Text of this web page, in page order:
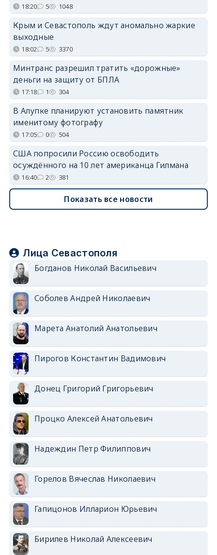
18:20 5 1048
Крым и Севастополь ждут аномально жаркие
выходные
18:02 5 3370
Минтранс разрешил тратить «дорожные»
деньги на защиту от БПЛА
17:18 1 304
В Алупке планируют установить памятник
именитому фотографу
17:05 0 504
США попросили Россию освободить
осуждённого на 10 лет американца Гилмана
16:40 2 381
Показать все новости
Лица Севастополя
Богданов Николай Васильевич
Соболев Андрей Николаевич
Марета Анатолий Анатольевич
Пирогов Константин Вадимович
Донец Григорий Григорьевич
Процко Алексей Анатольевич
Надеждин Петр Филиппович
Горелов Вячеслав Николаевич
Гапицонов Илларион Юрьевич
Бирилев Николай Алексеевич